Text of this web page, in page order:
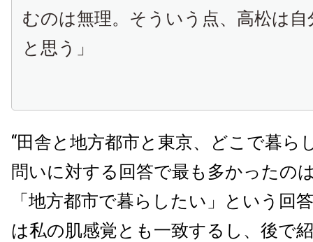
むのは無理。そういう点、高松は
と思う」
“田舎と地方都市と東京、どこで暮ら
問いに対する回答で最も多かったの
「地方都市で暮らしたい」という回
は私の肌感覚とも一致するし、後で